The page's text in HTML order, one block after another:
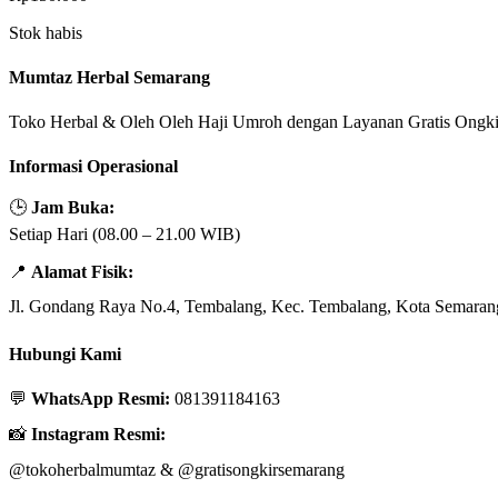
Stok habis
Mumtaz Herbal Semarang
Toko Herbal & Oleh Oleh Haji Umroh dengan Layanan Gratis
Informasi Operasional
🕒 Jam Buka:
Setiap Hari (08.00 – 21.00 WIB)
📍 Alamat Fisik:
Jl. Gondang Raya No.4, Tembalang, Kec. Tembalang, Kota
Hubungi Kami
💬 WhatsApp Resmi: 081391184163
📸 Instagram Resmi:
@tokoherbalmumtaz & @gratisongkirsemarang